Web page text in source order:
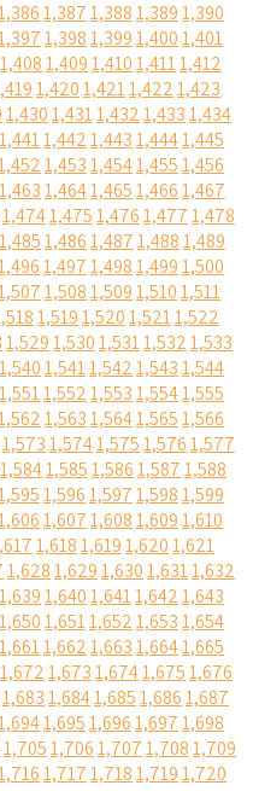
1,3871,3881,3891,390
1,3981,3991,4001,401
1,4081,4091,4101,4111,412
1,4201,4211,4221,423
1,4301,4311,4321,4331,434
1,4411,4421,4431,4441,445
1,4531,4541,4551,456
1,4631,4641,4651,4661,467
1,4741,4751,4761,4771,478
1,4851,4861,4871,4881,489
1,4971,4981,4991,500
1,5081,5091,5101,511
1,5191,5201,5211,522
1,5291,5301,5311,5321,533
1,5401,5411,5421,5431,544
1,5511,5521,5531,5541,555
1,5631,5641,5651,566
1,5731,5741,5751,5761,577
1,5841,5851,5861,5871,588
1,5961,5971,5981,599
1,6071,6081,6091,610
1,6181,6191,6201,621
1,6281,6291,6301,6311,632
1,6391,6401,6411,6421,643
1,6501,6511,6521,6531,654
1,6611,6621,6631,6641,665
1,6721,6731,6741,6751,676
1,6831,6841,6851,6861,687
1,6951,6961,6971,698
1,7051,7061,7071,7081,709
1,7171,7181,7191,720